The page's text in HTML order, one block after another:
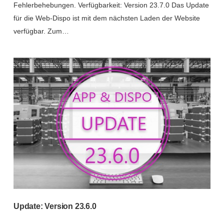
Fehlerbehebungen. Verfügbarkeit: Version 23.7.0 Das Update
für die Web-Dispo ist mit dem nächsten Laden der Website
verfügbar. Zum…
Update: Version 23.6.0